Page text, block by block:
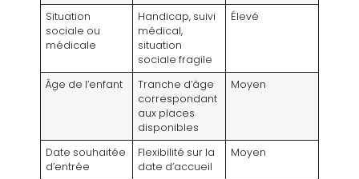
Situation
sociale ou
médicale
Handicap, suivi
médical,
situation
sociale fragile
Élevé
Âge de l’enfant
Tranche d’âge
correspondant
aux places
disponibles
Moyen
Date souhaitée
d’entrée
Flexibilité sur la
date d’accueil
Moyen